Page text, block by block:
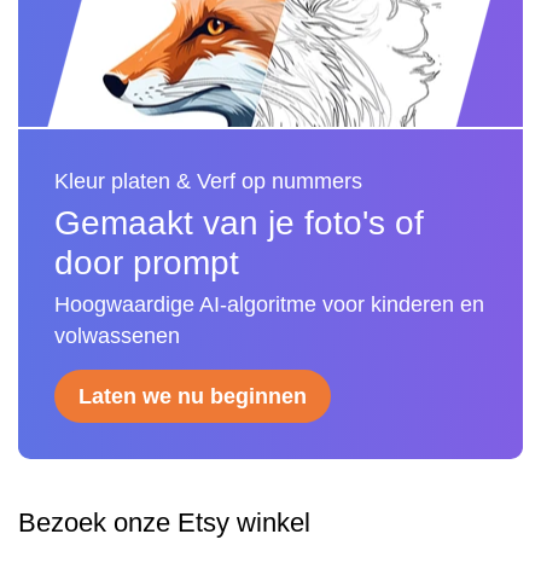
Kleur platen & Verf op nummers
Gemaakt van je foto's of
door prompt
Hoogwaardige AI-algoritme voor kinderen en
volwassenen
Laten we nu beginnen
Bezoek onze Etsy winkel